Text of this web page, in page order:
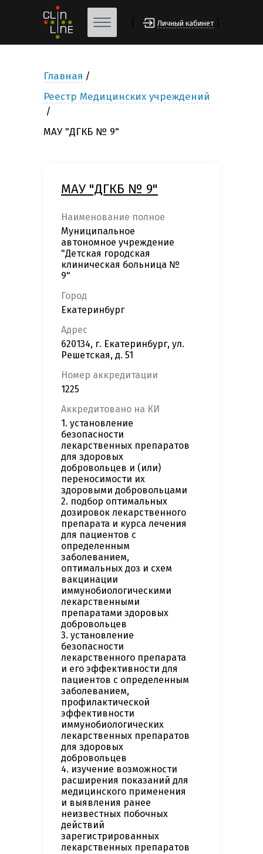
Личный кабинет
Главная
Реестр Медицинских учреждений
МАУ "ДГКБ № 9"
МАУ "ДГКБ № 9"
Наименование полное
Муниципальное
автономное учреждение
"Детская городская
клиническая больница №
9"
Город
Екатеринбург
Адрес
620134, г. Екатеринбург, ул.
Решетская, д. 51
Номер аккредитации
1225
Аккредитовано на КИ
1. установление
безопасности
лекарственных препаратов
для здоровых
добровольцев и (или)
переносимости их
здоровыми добровольцами
2. подбор оптимальных
дозировок лекарственного
препарата и курса лечения
для пациентов с
определенным
заболеванием,
оптимальных доз и схем
вакцинации
иммунобиологическими
лекарственными
препаратами здоровых
добровольцев
3. установление
безопасности
лекарственного препарата
и его эффективности для
пациентов с определенным
заболеванием,
профилактической
эффективности
иммунобиологических
лекарственных препаратов
для здоровых
добровольцев
4. изучение возможности
расширения показаний для
медицинского применения
и выявления ранее
неизвестных побочных
действий
зарегистрированных
лекарственных препаратов